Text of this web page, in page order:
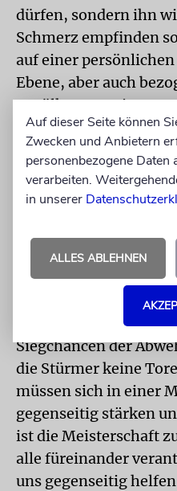
dürfen, sondern ihn
Schmerz empfinden
auf einer
Ebene, aber auch
Bevölkerung, eine
in Bezug auf einen
dass jemandem
Unrecht zugefügt
werden, müssen wir
Wir müssen
wie eine große
sind auf einander
einer Elf die Abwehr
auch der Sturm
Siegchancen der
die Stürmer keine
müssen sich in einer
gegenseitig stärken
ist die Meisterschaft
alle füreinander
uns gegenseitig
Auf dieser Seite können
Zwecken und Anbietern
personenbezogene Daten
verarbeiten.
in unserer
ALLES ABLEHNEN